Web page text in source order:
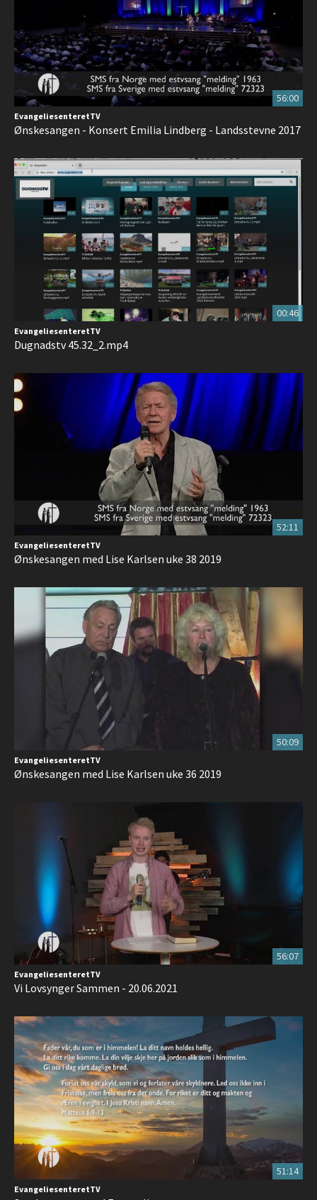
56:00
EvangeliesenteretTV
Ønskesangen - Konsert Emilia Lindberg - Landsstevne 2017
00:46
EvangeliesenteretTV
Dugnadstv 45.32_2.mp4
52:11
EvangeliesenteretTV
Ønskesangen med Lise Karlsen uke 38 2019
50:09
EvangeliesenteretTV
Ønskesangen med Lise Karlsen uke 36 2019
56:07
EvangeliesenteretTV
Vi Lovsynger Sammen - 20.06.2021
51:14
EvangeliesenteretTV